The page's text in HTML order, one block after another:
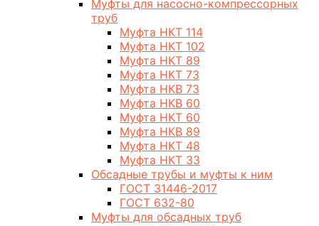
Муфты для насосно-компрессорных
труб
Муфта НКТ 114
Муфта НКТ 102
Муфта НКТ 89
Муфта НКТ 73
Муфта НКВ 73
Муфта НКВ 60
Муфта НКТ 60
Муфта НКВ 89
Муфта НКТ 48
Муфта НКТ 33
Обсадные трубы и муфты к ним
ГОСТ 31446-2017
ГОСТ 632-80
Муфты для обсадных труб